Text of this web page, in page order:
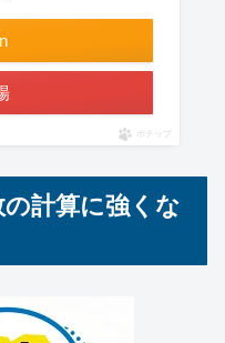
ポチップ
計算に強くな